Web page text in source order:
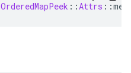
OrderedMapPeek ::Attrs ::